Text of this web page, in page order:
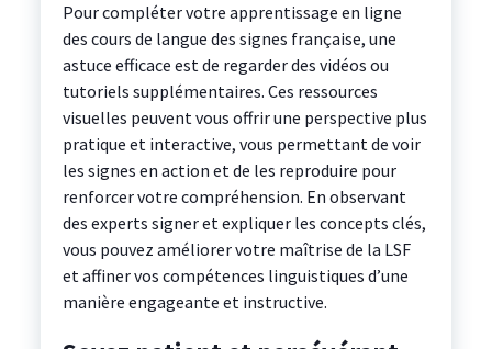
Pour compléter votre apprentissage en ligne
des cours de langue des signes française, une
astuce efficace est de regarder des vidéos ou
tutoriels supplémentaires. Ces ressources
visuelles peuvent vous offrir une perspective plus
pratique et interactive, vous permettant de voir
les signes en action et de les reproduire pour
renforcer votre compréhension. En observant
des experts signer et expliquer les concepts clés,
vous pouvez améliorer votre maîtrise de la LSF
et affiner vos compétences linguistiques d’une
manière engageante et instructive.